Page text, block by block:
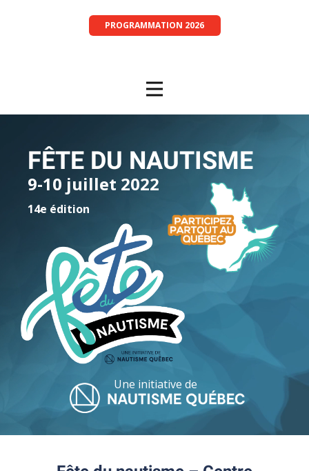
PROGRAMMATION 2026
FÊTE DU NAUTISME
9-10 juillet 2022
14e édition
Une initiative de